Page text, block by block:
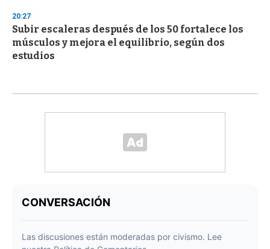
20:27
Subir escaleras después de los 50 fortalece los
músculos y mejora el equilibrio, según dos
estudios